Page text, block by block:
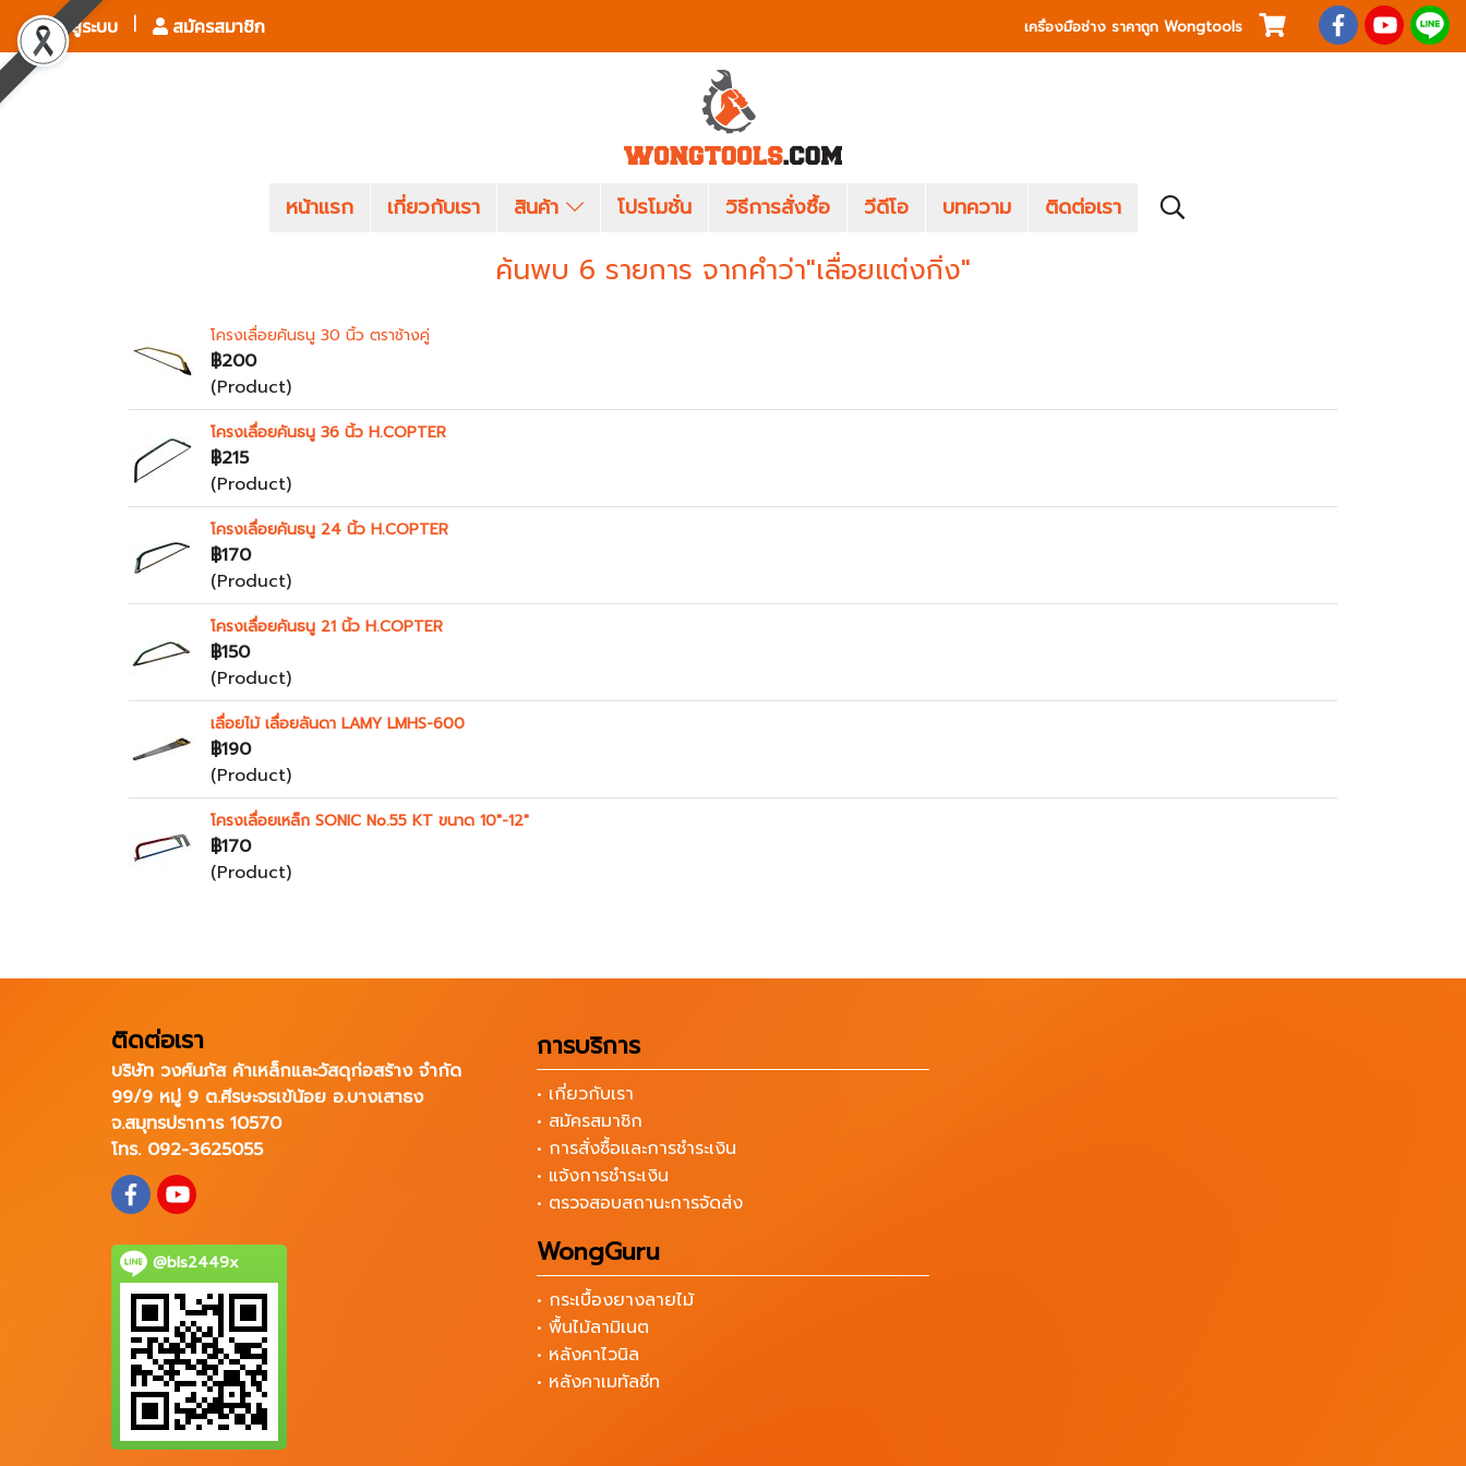
เข้าสู่ระบบ สมัครสมาชิก เครื่องมือช่าง ราคาถูก Wongtools
หน้าแรก เกี่ยวกับเรา สินค้า โปรโมชั่น วิธีการสั่งซื้อ วีดีโอ บทความ ติดต่อเรา
ค้นพบ 6 รายการ จากคำว่า"เลื่อยแต่งกิ่ง"
โครงเลื่อยคันธนู 30 นิ้ว ตราช้างคู่
฿200
(Product)
โครงเลื่อยคันธนู 36 นิ้ว H.COPTER
฿215
(Product)
โครงเลื่อยคันธนู 24 นิ้ว H.COPTER
฿170
(Product)
โครงเลื่อยคันธนู 21 นิ้ว H.COPTER
฿150
(Product)
เลื่อยไม้ เลื่อยลันดา LAMY LMHS-600
฿190
(Product)
โครงเลื่อยเหล็ก SONIC No.55 KT ขนาด 10"-12"
฿170
(Product)
ติดต่อเรา
บริษัท วงศ์นภัส ค้าเหล็กและวัสดุก่อสร้าง จำกัด
99/9 หมู่ 9 ต.ศีรษะจรเข้น้อย อ.บางเสาธง
จ.สมุทรปราการ 10570
โทร. 092-3625055
@bls2449x
การบริการ
• เกี่ยวกับเรา
• สมัครสมาชิก
• การสั่งซื้อและการชำระเงิน
• แจ้งการชำระเงิน
• ตรวจสอบสถานะการจัดส่ง
WongGuru
• กระเบื้องยางลายไม้
• พื้นไม้ลามิเนต
• หลังคาไวนิล
• หลังคาเมทัลชีท